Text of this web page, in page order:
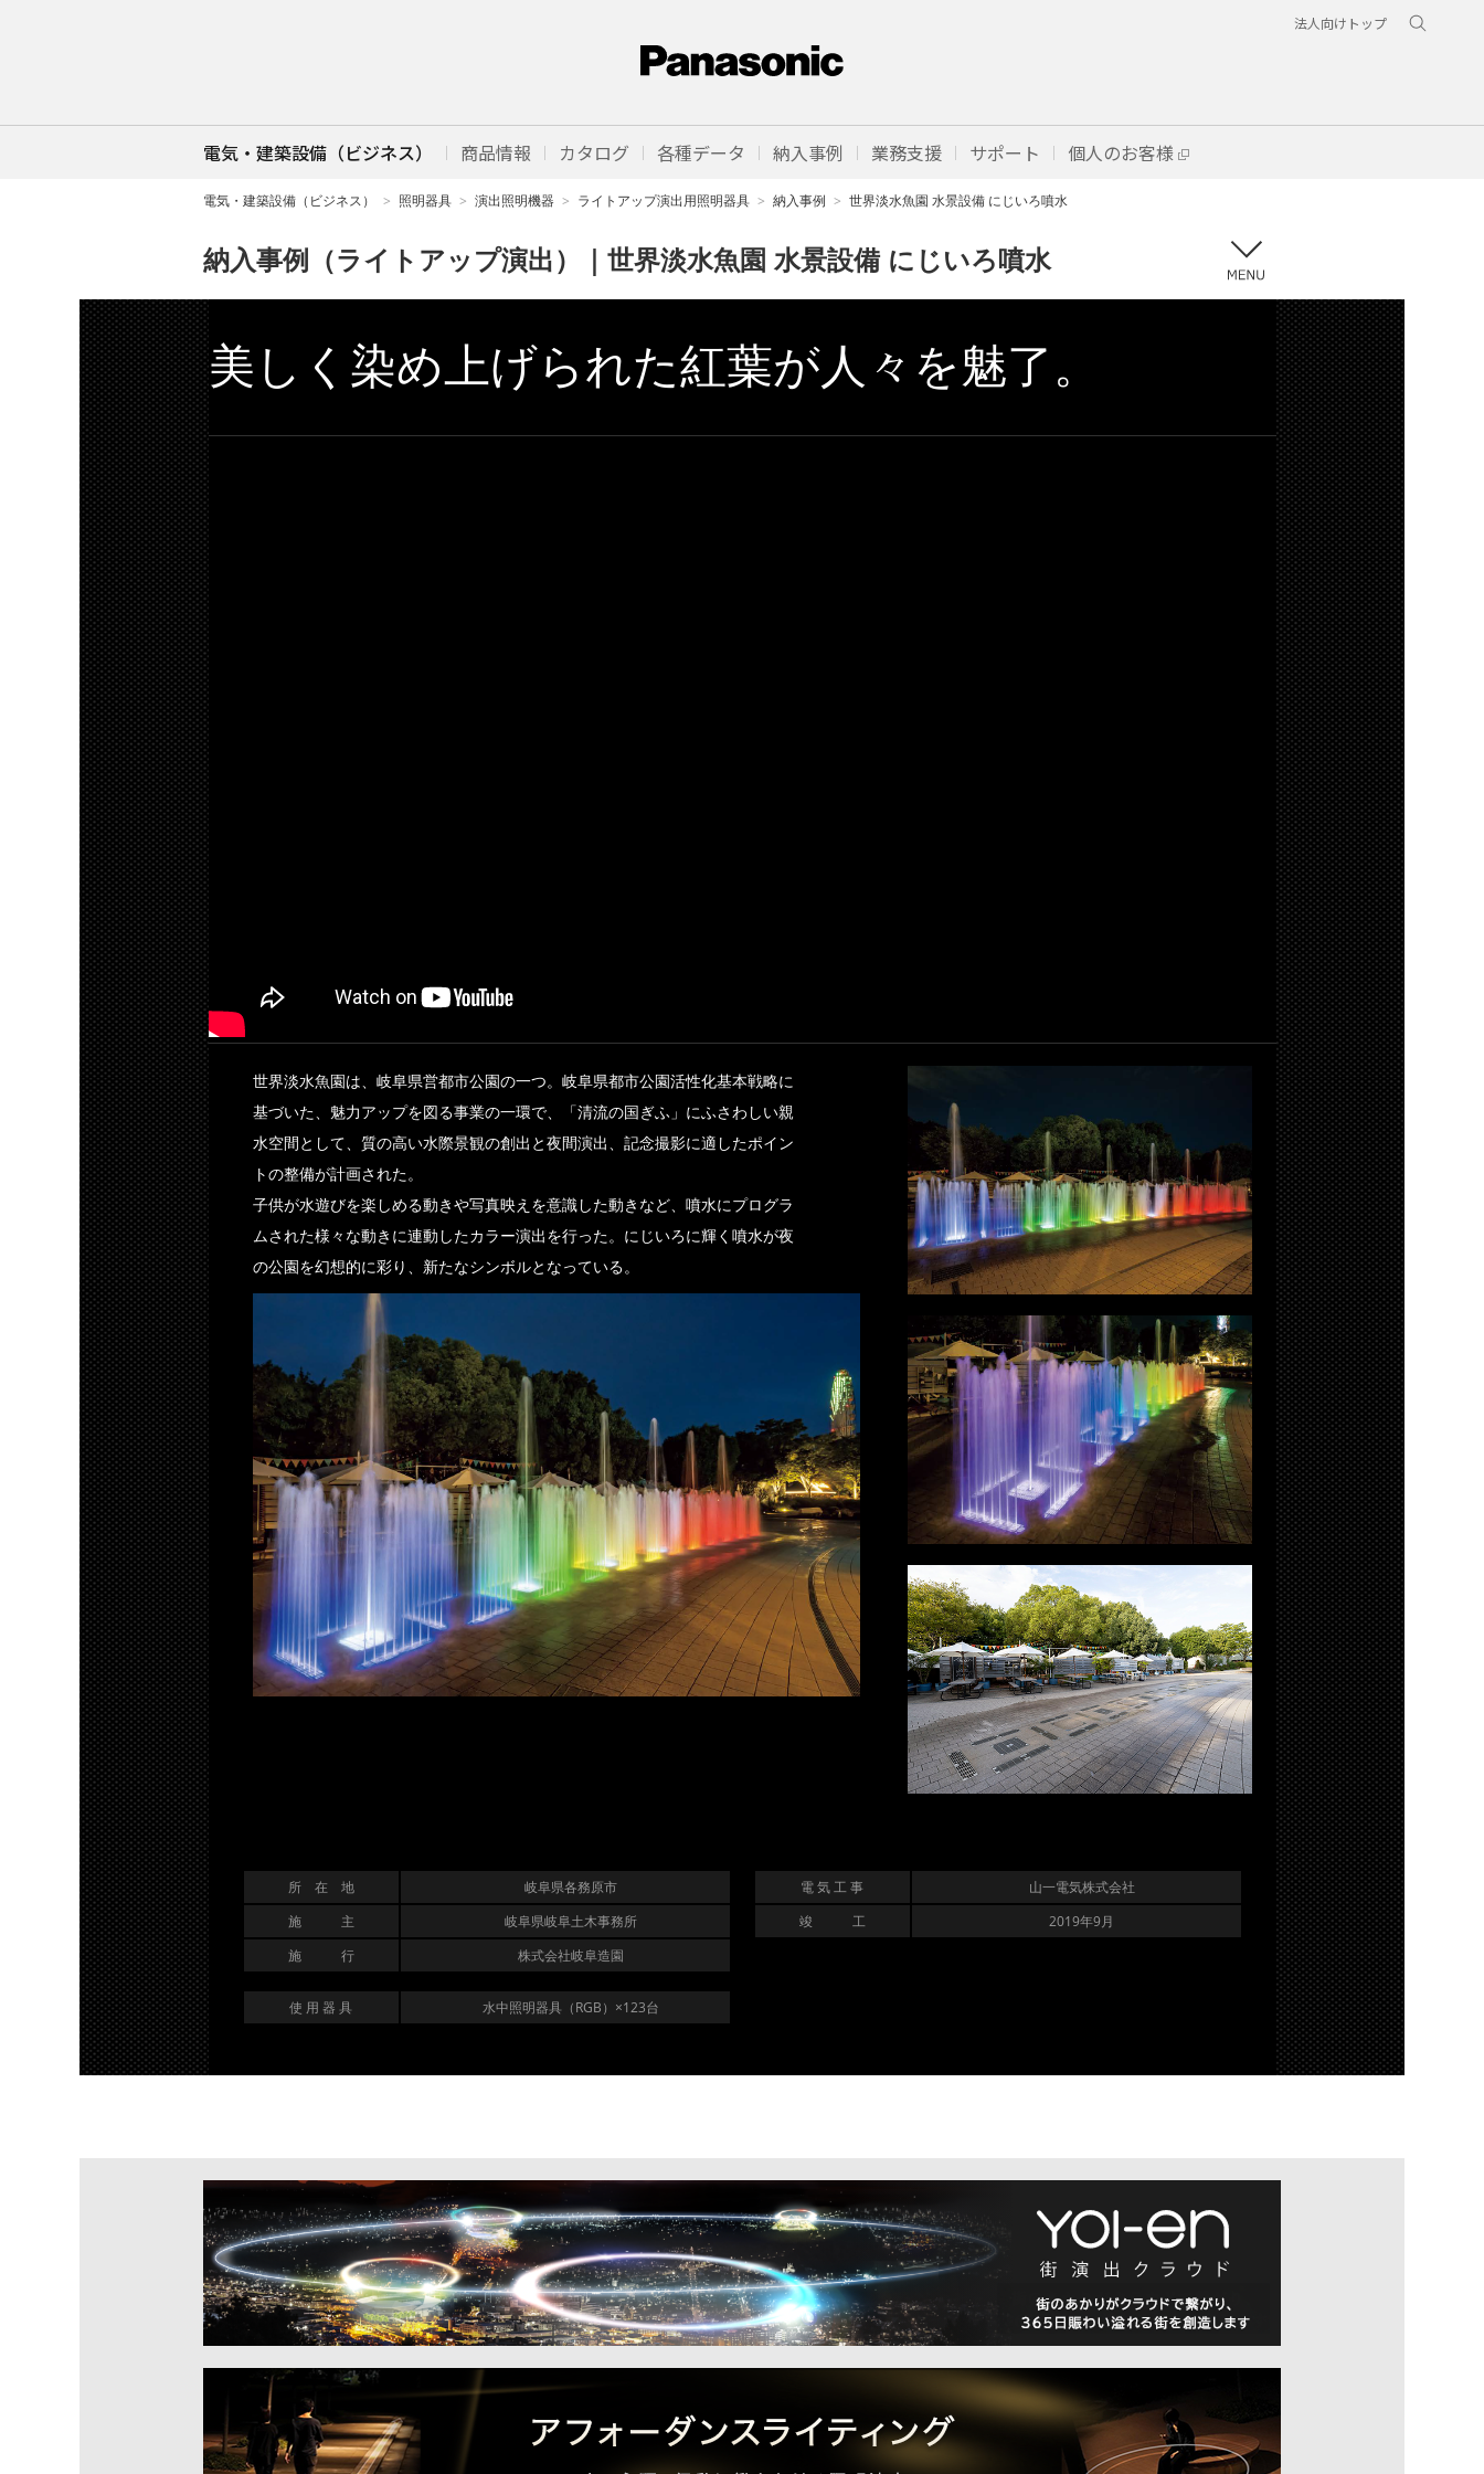
法人向けトップ
電気・建築設備（ビジネス） 商品情報 カタログ 各種データ 納入事例 業務支援 サポート 個人のお客様
電気・建築設備（ビジネス） 照明器具 演出照明機器 ライトアップ演出用照明器具 納入事例 世界淡水魚園 水景設備 にじいろ噴水
納入事例（ライトアップ演出）｜世界淡水魚園 水景設備 にじいろ噴水
美しく染め上げられた紅葉が人々を魅了。
世界淡水魚園は、岐阜県営都市公園の一つ。岐阜県都市公園活性化基本戦略に
基づいた、魅力アップを図る事業の一環で、「清流の国ぎふ」にふさわしい親
水空間として、質の高い水際景観の創出と夜間演出、記念撮影に適したポイン
トの整備が計画された。
子供が水遊びを楽しめる動きや写真映えを意識した動きなど、噴水にプログラ
ムされた様々な動きに連動したカラー演出を行った。にじいろに輝く噴水が夜
の公園を幻想的に彩り、新たなシンボルとなっている。
所 在 地
岐阜県各務原市
施 主
岐阜県岐阜土木事務所
施 行
株式会社岐阜造園
使 用 器 具 水中照明器具（RGB）×123台
電 気 工 事
山一電気株式会社
竣 工
2019年9月